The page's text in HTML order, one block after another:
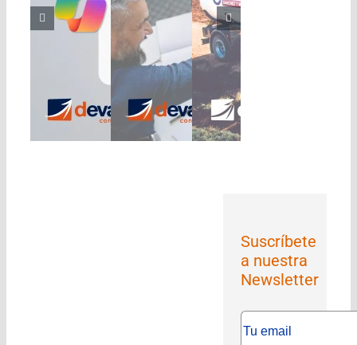
y
y Murcia
Suscríbete
a nuestra
Newsletter